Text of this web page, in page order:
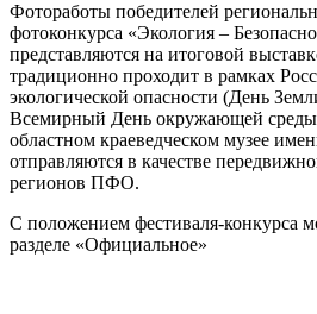
Фотоработы победителей
фотоконкурса «Экология –
представляются на итоговой
традиционно проходит в рамках
экологической опасности (День
Всемирный День окружающей
областном краеведческом музее
отправляются в качестве
регионов ПФО.
С положением фестиваля-конкурса
разделе «Официальное»